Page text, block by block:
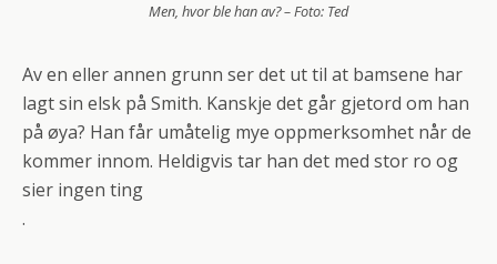
Men, hvor ble han av? – Foto: Ted
Av en eller annen grunn ser det ut til at bamsene har
lagt sin elsk på Smith. Kanskje det går gjetord om han
på øya? Han får umåtelig mye oppmerksomhet når de
kommer innom. Heldigvis tar han det med stor ro og
sier ingen ting
.